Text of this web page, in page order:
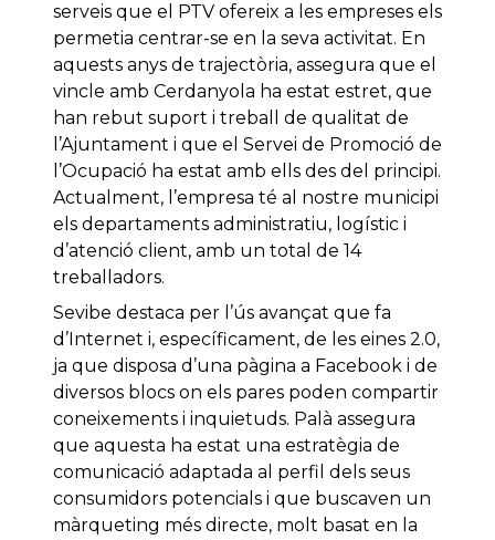
serveis que el PTV ofereix a les empreses els
permetia centrar-se en la seva activitat. En
aquests anys de trajectòria, assegura que el
vincle amb Cerdanyola ha estat estret, que
han rebut suport i treball de qualitat de
l’Ajuntament i que el Servei de Promoció de
l’Ocupació ha estat amb ells des del principi.
Actualment, l’empresa té al nostre municipi
els departaments administratiu, logístic i
d’atenció client, amb un total de 14
treballadors.
Sevibe destaca per l’ús avançat que fa
d’Internet i, específicament, de les eines 2.0,
ja que disposa d’una pàgina a Facebook i de
diversos blocs on els pares poden compartir
coneixements i inquietuds. Palà assegura
que aquesta ha estat una estratègia de
comunicació adaptada al perfil dels seus
consumidors potencials i que buscaven un
màrqueting més directe, molt basat en la